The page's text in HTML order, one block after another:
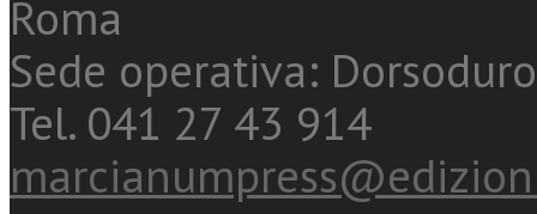
Roma
Sede operativa:
Tel. 041 27 43 914